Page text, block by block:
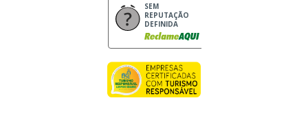
SEM
REPUTAÇÃO
DEFINIDA